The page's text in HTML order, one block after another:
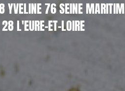
76 SEINE
28 L'EURE-ET-LOIRE